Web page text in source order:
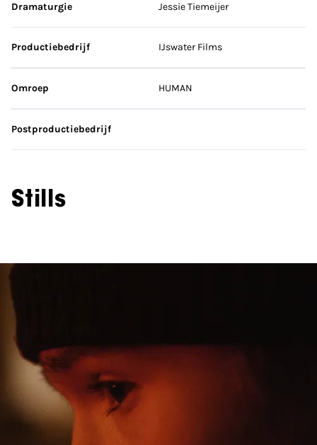
Dramaturgie Jessie Tiemeijer
Productiebedrijf IJswater Films
Omroep HUMAN
Postproductiebedrijf
Stills